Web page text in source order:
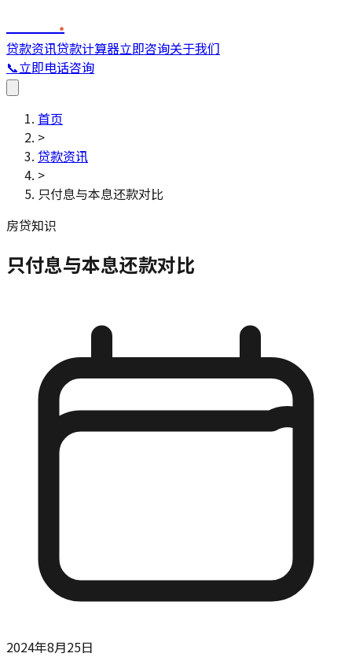
.
贷款资讯贷款计算器立即咨询关于我们
📞立即电话咨询
首页
>
贷款资讯
>
只付息与本息还款对比
房贷知识
只付息与本息还款对比
2024年8月25日